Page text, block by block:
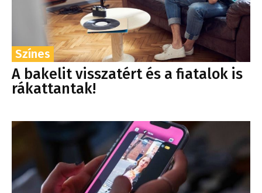
Színes
A bakelit visszatért és a fiatalok is
rákattantak!